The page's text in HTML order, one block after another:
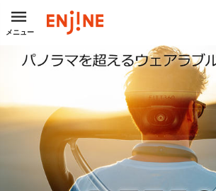
メニュー